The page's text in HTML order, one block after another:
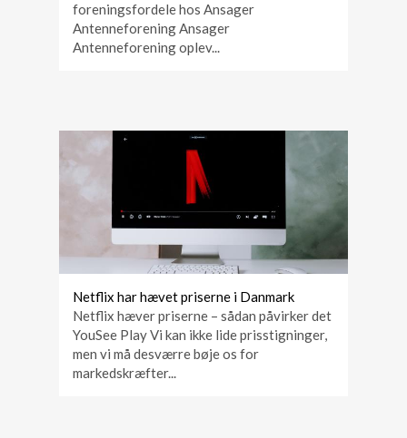
foreningsfordele hos Ansager
Antenneforening Ansager
Antenneforening oplev...
Netflix har hævet priserne i Danmark
Netflix hæver priserne – sådan påvirker det
YouSee Play Vi kan ikke lide prisstigninger,
men vi må desværre bøje os for
markedskræfter...